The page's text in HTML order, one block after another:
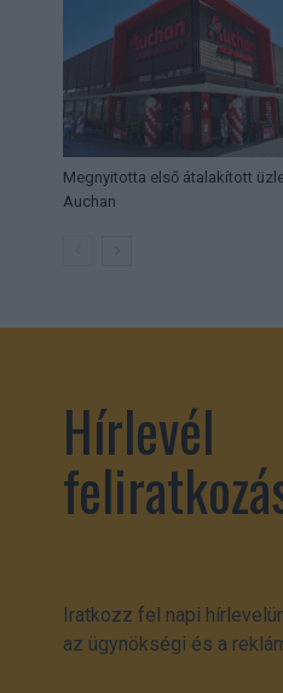
Megnyitotta első átalakított
Auchan
Hírlevél
Iratkozz fel napi
az ügynökségi és a